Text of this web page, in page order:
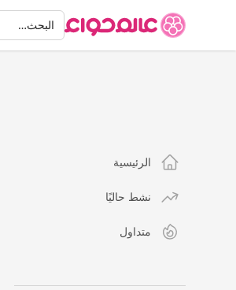
البحثالبحث…
الرئيسية
نشط حاليًا
متداول